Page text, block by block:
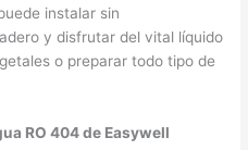
instalar sin
y disfrutar del vital líquido
o preparar todo tipo de
RO 404 de Easywell